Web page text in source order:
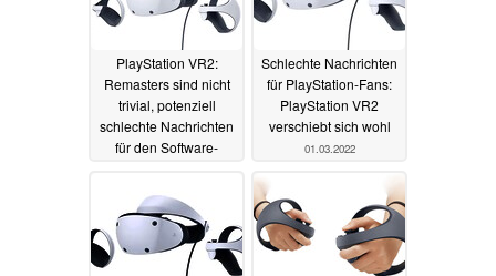
PlayStation VR2:
Remasters sind nicht
trivial, potenziell
schlechte Nachrichten
für den Software-
Schlechte Nachrichten
für PlayStation-Fans:
PlayStation VR2
verschiebt sich wohl
01.03.2022